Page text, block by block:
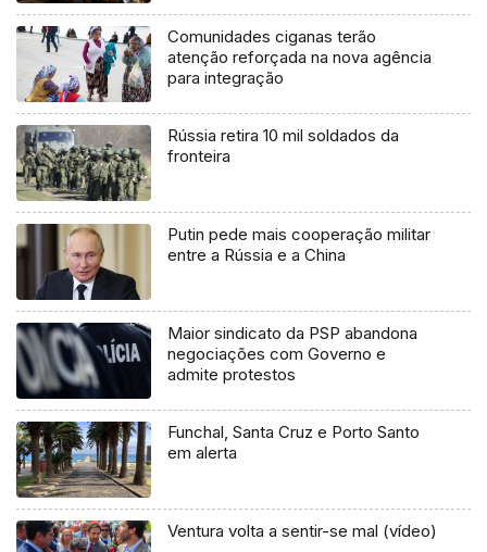
Comunidades ciganas terão
atenção reforçada na nova agência
para integração
Rússia retira 10 mil soldados da
fronteira
Putin pede mais cooperação militar
entre a Rússia e a China
Maior sindicato da PSP abandona
negociações com Governo e
admite protestos
Funchal, Santa Cruz e Porto Santo
em alerta
Ventura volta a sentir-se mal (vídeo)